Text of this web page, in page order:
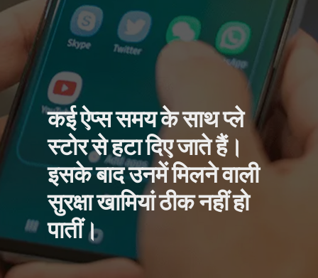
कई ऐप्स समय के साथ प्ले
स्टोर से हटा दिए जाते हैं।
इसके बाद उनमें मिलने वाली
सुरक्षा खामियां ठीक नहीं हो
पातीं।